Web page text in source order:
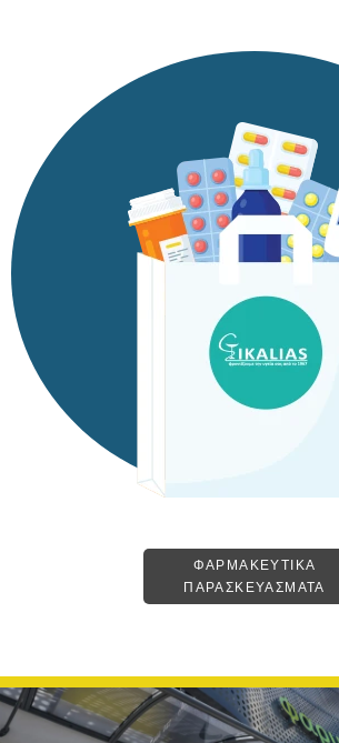
ΦΑΡΜΑΚΕΥΤΙΚΑ
ΠΑΡΑΣΚΕΥΑΣΜΑΤΑ